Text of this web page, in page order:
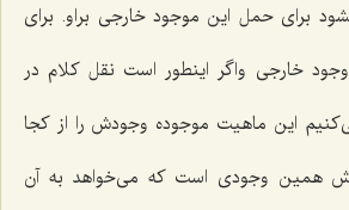
براى حمل این موجود خارجى براو. براى
خارجى واگر اینطور است نقل كلام در
این ماهیت موجوده وجودش را از كجا
همین وجودى است كه مى‌خواهد به آن